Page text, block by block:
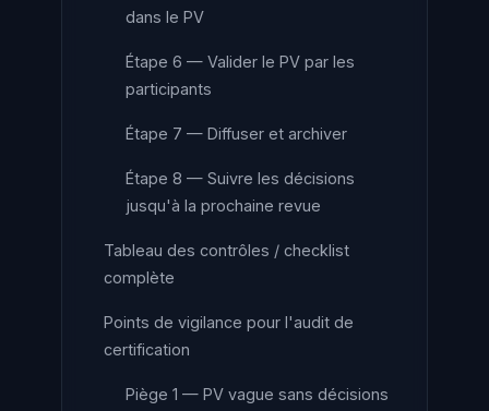
dans le PV
Étape 6 — Valider le PV par les
participants
Étape 7 — Diffuser et archiver
Étape 8 — Suivre les décisions
jusqu'à la prochaine revue
Tableau des contrôles / checklist
complète
Points de vigilance pour l'audit de
certification
Piège 1 — PV vague sans décisions